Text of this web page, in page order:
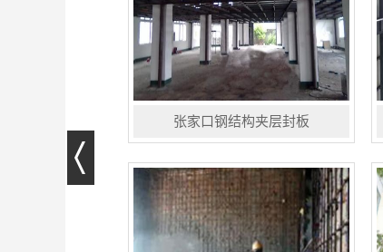
张家口钢结构夹层封板
钢结构夹层是在楼层净高过高的住
宅、办公楼、厂房、场馆等建筑的楼
层中采用搭建钢结构组合楼板的形
式，使--层变为两层,即合理的利用空